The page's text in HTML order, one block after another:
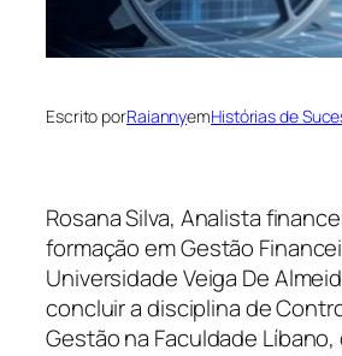
Escrito porRaiannyemHistórias de
Rosana Silva, Analista
formação em Gestão
Universidade Veiga De
concluir a disciplina de
Gestão na Faculdade